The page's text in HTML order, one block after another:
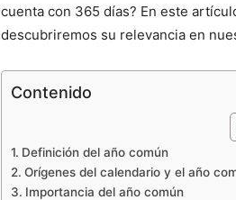
cuenta con 365 días? En este
descubriremos su relevancia en
Contenido
Definición del año común
Orígenes del calendario y el año
Importancia del año común